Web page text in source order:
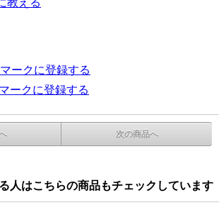
教える
ークに登録する
ークに登録する
次の商品へ
人はこちらの商品もチェックしています